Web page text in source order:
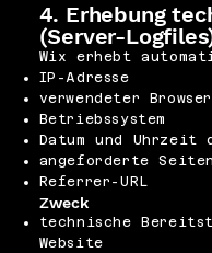
4. Erhebung
(Server-
Wix erhebt
IP-Adresse
verwendeter Browser
Betriebssystem
Datum und Uhrzeit
angeforderte
Referrer-URL
Zweck
technische
Website